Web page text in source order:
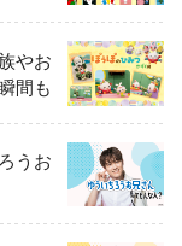
やお
間も
うお